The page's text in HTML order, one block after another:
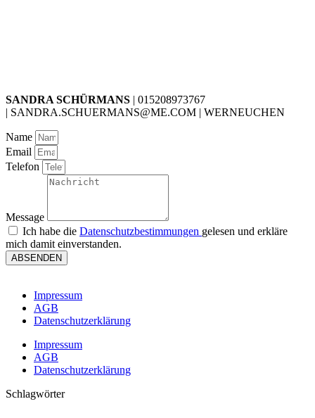
SANDRA SCHÜRMANS | 015208973767
| SANDRA.SCHUERMANS@ME.COM | WERNEUCHEN
Name
Email
Telefon
Message
Ich habe die Datenschutzbestimmungen gelesen und erkläre
mich damit einverstanden.
ABSENDEN
Impressum
AGB
Datenschutzerklärung
Impressum
AGB
Datenschutzerklärung
Schlagwörter